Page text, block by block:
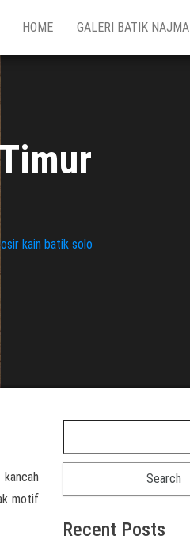
HOME GALERI BATIK NAJMA
kain batik solo
motif
Recent Posts